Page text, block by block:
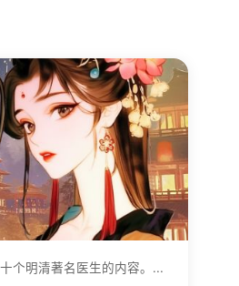
个明清著名医生的内容。...